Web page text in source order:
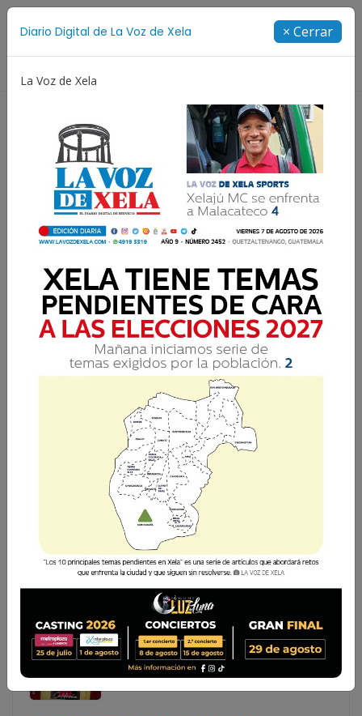
Diario Digital de La Voz de Xela × Cerrar
La Voz de Xela
Resultados para: Sporting San Miguelito
SUSPENDEN A CHEPO CALDERÓN POR PRESUNTO
AMAÑO EN PANAMÁ
El exportero de Xelajú MC, José Calderón, es suspendido
provisionalmente por seis meses de toda actividad
relacionada con el futbol por decisión de la Comisión
Disciplinaria de la Federación Panameña d
El exportero de Xelajú MC, José Calderón, es
suspendido provisionalmente por seis meses de toda
actividad relacionada con el futbol por decisión de la
Comisión Disciplinaria de la Federación Panameña d...